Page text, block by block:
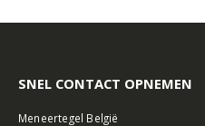
SNEL CONTACT OPNEMEN
Meneertegel België